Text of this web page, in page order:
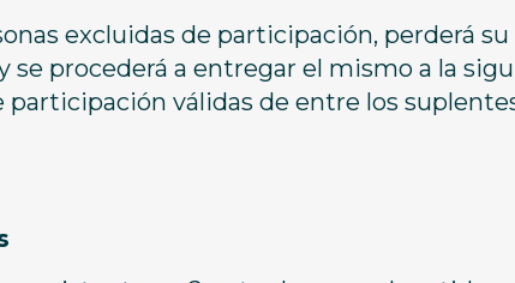
excluidas de participación, perderá su
se procederá a entregar el mismo a la
participación válidas de entre los